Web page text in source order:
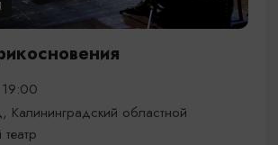
Калининградский областной